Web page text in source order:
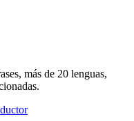
más de 20 lenguas,